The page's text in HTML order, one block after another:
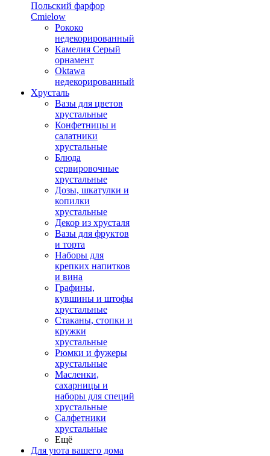
Польский фарфор
Сmielow
Рококо
недекорированный
Камелия Серый
орнамент
Oktawa
недекорированный
Хрусталь
Вазы для цветов
хрустальные
Конфетницы и
салатники
хрустальные
Блюда
сервировочные
хрустальные
Дозы, шкатулки и
копилки
хрустальные
Декор из хрусталя
Вазы для фруктов
и торта
Наборы для
крепких напитков
и вина
Графины,
кувшины и штофы
хрустальные
Стаканы, стопки и
кружки
хрустальные
Рюмки и фужеры
хрустальные
Масленки,
сахарницы и
наборы для специй
хрустальные
Салфетники
хрустальные
Ещё
Для уюта вашего дома